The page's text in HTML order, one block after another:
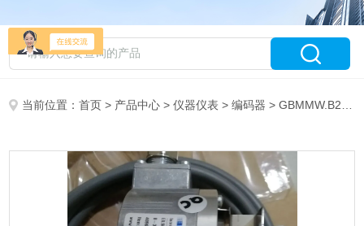
当前位置：首页 > 产品中心 >仪器仪表 >编码器 > GBMMW.B20EPA2上海热卖德国BAUMER堡盟编码器